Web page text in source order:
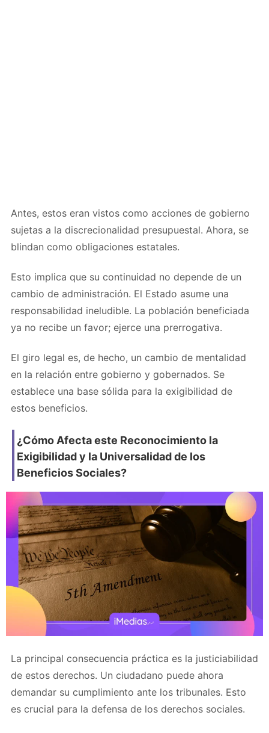
Antes, estos eran vistos como acciones de gobierno
sujetas a la discrecionalidad presupuestal. Ahora, se
blindan como obligaciones estatales.
Esto implica que su continuidad no depende de un
cambio de administración. El Estado asume una
responsabilidad ineludible. La población beneficiada
ya no recibe un favor; ejerce una prerrogativa.
El giro legal es, de hecho, un cambio de mentalidad
en la relación entre gobierno y gobernados. Se
establece una base sólida para la exigibilidad de
estos beneficios.
¿Cómo Afecta este Reconocimiento la
Exigibilidad y la Universalidad de los
Beneficios Sociales?
La principal consecuencia práctica es la justiciabilidad
de estos derechos. Un ciudadano puede ahora
demandar su cumplimiento ante los tribunales. Esto
es crucial para la defensa de los derechos sociales.